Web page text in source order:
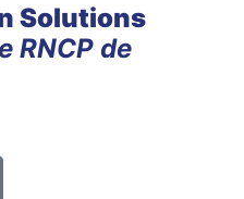
Solutions
RNCP de